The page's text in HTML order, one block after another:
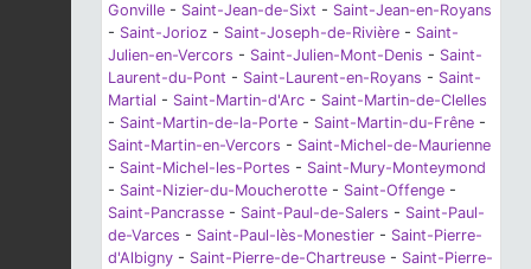
Gonville - Saint-Jean-de-Sixt - Saint-Jean-en-Royans
- Saint-Jorioz - Saint-Joseph-de-Rivière - Saint-
Julien-en-Vercors - Saint-Julien-Mont-Denis - Saint-
Laurent-du-Pont - Saint-Laurent-en-Royans - Saint-
Martial - Saint-Martin-d'Arc - Saint-Martin-de-Clelles
- Saint-Martin-de-la-Porte - Saint-Martin-du-Frêne -
Saint-Martin-en-Vercors - Saint-Michel-de-Maurienne
- Saint-Michel-les-Portes - Saint-Mury-Monteymond
- Saint-Nizier-du-Moucherotte - Saint-Offenge -
Saint-Pancrasse - Saint-Paul-de-Salers - Saint-Paul-
de-Varces - Saint-Paul-lès-Monestier - Saint-Pierre-
d'Albigny - Saint-Pierre-de-Chartreuse - Saint-Pierre-